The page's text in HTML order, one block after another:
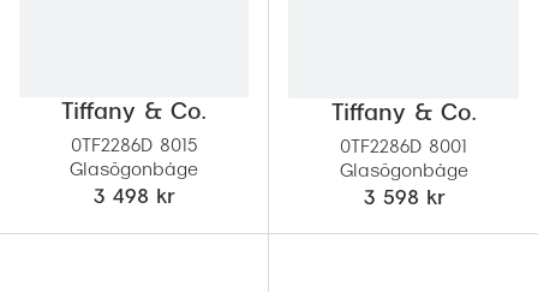
Tiffany & Co.
0TF2286D 8015
Glasögonbåge
3 498 kr
Tiffany & Co.
0TF2286D 8001
Glasögonbåge
3 598 kr